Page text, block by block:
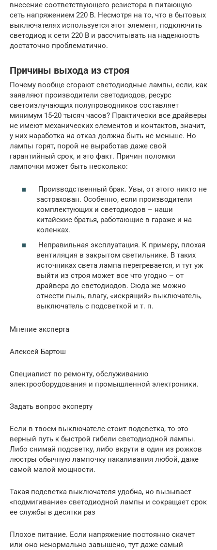
внесение соответствующего резистора в питающую
сеть напряжением 220 В. Несмотря на то, что в бытовых
выключателях используется этот элемент, подключить
светодиод к сети 220 В и рассчитывать на надежность
достаточно проблематично.
Причины выхода из строя
Почему вообще сгорают светодиодные лампы, если, как
заявляют производители светодиодов, ресурс
светоизлучающих полупроводников составляет
минимум 15-20 тысяч часов? Практически все драйверы
не имеют механических элементов и контактов, значит,
у них наработка на отказ должна быть не меньше. Но
лампы горят, порой не выработав даже свой
гарантийный срок, и это факт. Причин поломки
лампочки может быть несколько:
Производственный брак. Увы, от этого никто не
застрахован. Особенно, если производители
комплектующих и светодиодов – наши
китайские братья, работающие в гараже и на
коленках.
Неправильная эксплуатация. К примеру, плохая
вентиляция в закрытом светильнике. В таких
источниках света лампа перегревается, и тут уж
выйти из строя может все что угодно – от
драйвера до светодиодов. Сюда же можно
отнести пыль, влагу, «искрящий» выключатель,
выключатель с подсветкой и т. п.
Мнение эксперта
Алексей Бартош
Специалист по ремонту, обслуживанию
электрооборудования и промышленной электроники.
Задать вопрос эксперту
Если в твоем выключателе стоит подсветка, то это
верный путь к быстрой гибели светодиодной лампы.
Либо снимай подсветку, либо вкрути в один из рожков
люстры обычную лампочку накаливания любой, даже
самой малой мощности.
Такая подсветка выключателя удобна, но вызывает
«подмигивание» светодиодной лампы и сокращает срок
ее службы в десятки раз
Плохое питание. Если напряжение постоянно скачет
или оно ненормально завышено, тут даже самый